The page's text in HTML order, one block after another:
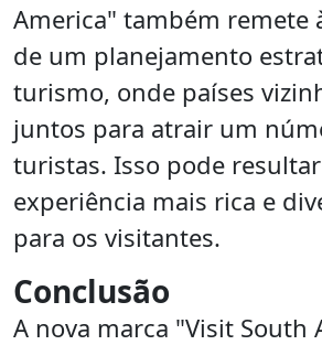
America" também remete
de um planejamento
turismo, onde países
juntos para atrair um
turistas. Isso pode
experiência mais rica e
para os visitantes.
Conclusão
A nova marca "Visit South